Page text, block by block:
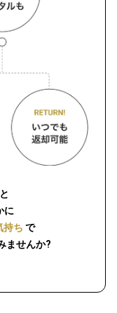
に
持ち で
ませんか?